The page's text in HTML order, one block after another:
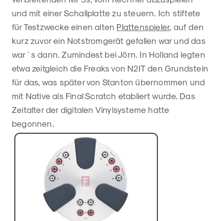
und mit einer Schallplatte zu steuern. Ich stiftete
für Testzwecke einen alten Plattenspieler, auf den
kurz zuvor ein Notstromgerät gefallen war und das
war`s dann. Zumindest bei Jörn. In Holland legten
etwa zeitgleich die Freaks von N2IT den Grundstein
für das, was später von Stanton übernommen und
mit Native als Final Scratch etabliert wurde. Das
Zeitalter der digitalen Vinylsysteme hatte
begonnen.